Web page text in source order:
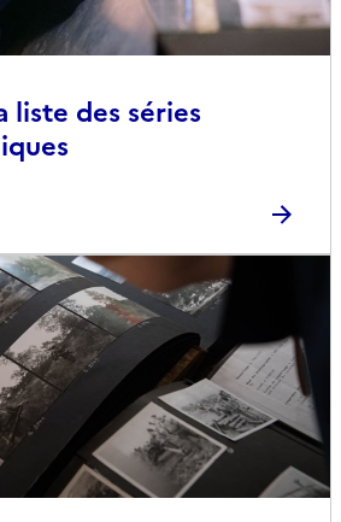
liste des séries